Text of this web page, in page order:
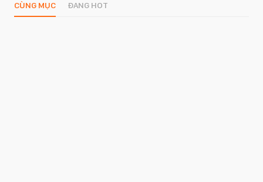
CÙNG MỤC ĐANG HOT